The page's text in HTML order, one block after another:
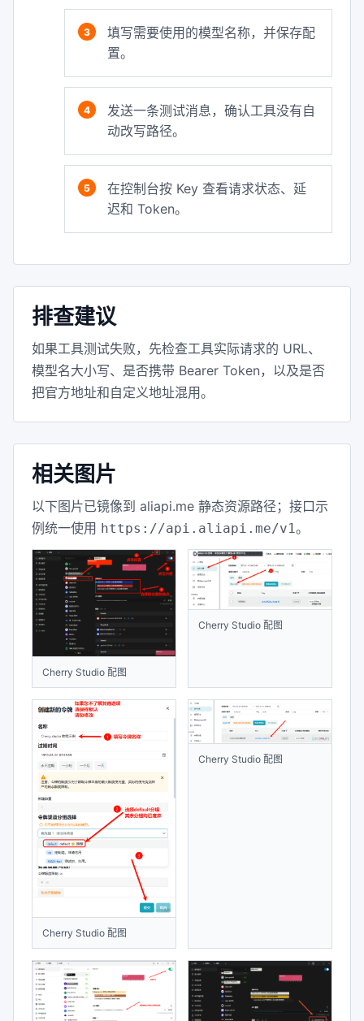
填写需要使用的模型名称，并保存配
置。
发送一条测试消息，确认工具没有自
动改写路径。
在控制台按 Key 查看请求状态、延
迟和 Token。
排查建议
如果工具测试失败，先检查工具实际请求的 URL、
模型名大小写、是否携带 Bearer Token，以及是否
把官方地址和自定义地址混用。
相关图片
以下图片已镜像到 aliapi.me 静态资源路径；接口示
例统一使用 https://api.aliapi.me/v1。
Cherry Studio 配图
Cherry Studio 配图
Cherry Studio 配图
Cherry Studio 配图